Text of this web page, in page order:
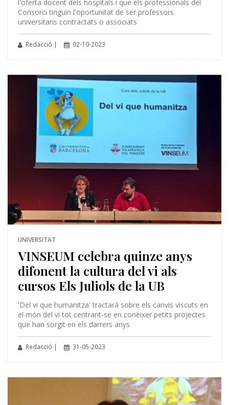
l'oferta docent dels hospitals i que els professionals del
Consorci tinguin l'oportunitat de ser professors
universitaris contractats o associats
Redacció | 02-10-2023
UNIVERSITAT
VINSEUM celebra quinze anys
difonent la cultura del vi als
cursos Els Juliols de la UB
'Del vi que humanitza' tractarà sobre els canvis viscuts en
el món del vi tot centrant-se en conèixer petits projectes
que han sorgit en els darrers anys
Redacció | 31-05-2023